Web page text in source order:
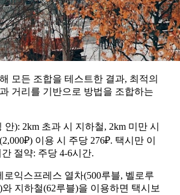
모든 조합을 테스트한 결과, 최적의
거리를 기반으로 방법을 조합하는
안): 2km 초과 시 지하철, 2km 미만 시
이용 시 주당 276₽. 택시만 이
절약: 주당 4-6시간.
로익스프레스 열차(500루블, 벨로루
지하철(62루블)을 이용하면 택시보